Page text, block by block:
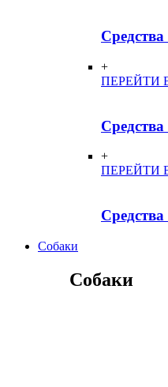
+
ПЕРЕЙТИ
Средства
+
ПЕРЕЙТИ
Собаки
Собаки